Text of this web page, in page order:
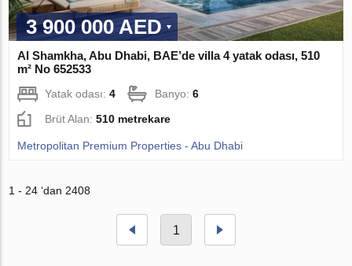
3 900 000 AED
Al Shamkha, Abu Dhabi, BAE’de villa 4 yatak odası, 510
m² No 652533
Yatak odası:4 Banyo:6
Brüt Alan:510 metrekare
Metropolitan Premium Properties - Abu Dhabi
1 - 24 ‘dan 2408
1